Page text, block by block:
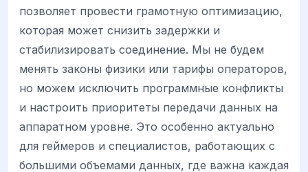
позволяет провести грамотную оптимизацию,
которая может снизить задержки и
стабилизировать соединение. Мы не будем
менять законы физики или тарифы операторов,
но можем исключить программные конфликты
и настроить приоритеты передачи данных на
аппаратном уровне. Это особенно актуально
для геймеров и специалистов, работающих с
большими объемами данных, где важна каждая